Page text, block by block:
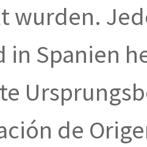
wurden.
in Spanien
de